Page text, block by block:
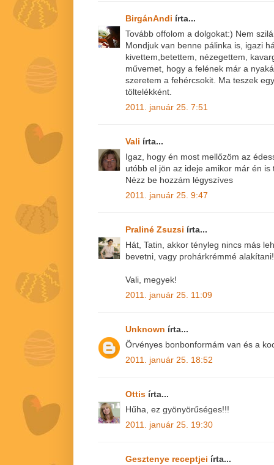
BirgánAndi írta...
Tovább offolom a dolgokat:) Nem
Mondjuk van benne pálinka is, igazi
kivettem,betettem, nézegettem,
művemet, hogy a felének már a
szeretem a fehércsokit. Ma teszek
töltelékként.
2011. január 25. 7:51
Vali írta...
Igaz, hogy én most mellőzöm az
utóbb el jön az ideje amikor már én
Nézz be hozzám légyszíves
2011. január 25. 9:47
Praliné Zsuzsi írta...
Hát, Tatin, akkor tényleg nincs más
bevetni, vagy prohárkrémmé alakítani!
Vali, megyek!
2011. január 25. 11:09
Unknown írta...
Örvényes bonbonformám van és a
2011. január 25. 18:52
Ottis írta...
Hűha, ez gyönyörűséges!!!
2011. január 25. 19:30
Gesztenye receptjei írta...